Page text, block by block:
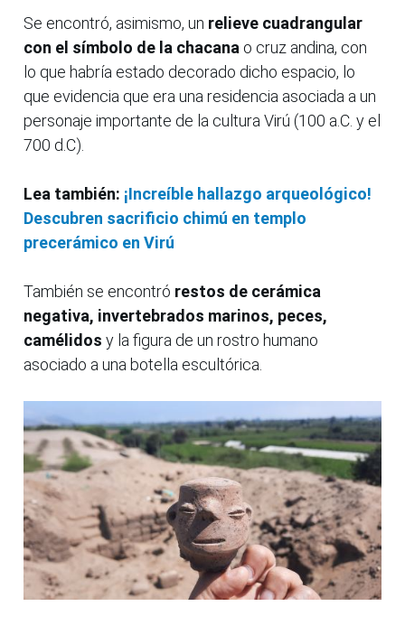
Se encontró, asimismo, un relieve cuadrangular
con el símbolo de la chacana o cruz andina, con
lo que habría estado decorado dicho espacio, lo
que evidencia que era una residencia asociada a un
personaje importante de la cultura Virú (100 a.C. y el
700 d.C).
Lea también: ¡Increíble hallazgo arqueológico!
Descubren sacrificio chimú en templo
precerámico en Virú
También se encontró restos de cerámica
negativa, invertebrados marinos, peces,
camélidos y la figura de un rostro humano
asociado a una botella escultórica.